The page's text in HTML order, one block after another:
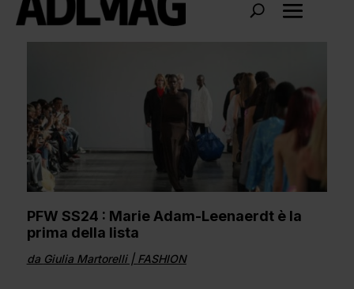
PFW SS24 : Marie Adam-Leenaerdt è la
prima della lista
da Giulia Martorelli| FASHION